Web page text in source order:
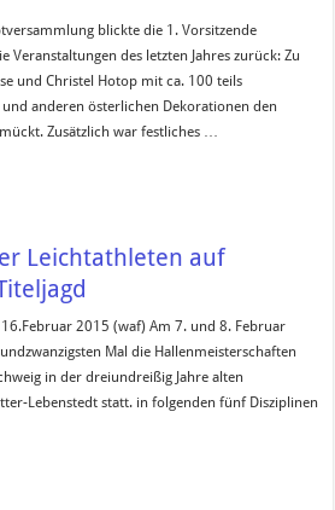
blickte die 1. Vorsitzende
Veranstaltungen des letzten Jahres zurück: Zu
und Christel Hotop mit ca. 100 teils
anderen österlichen Dekorationen den
Zusätzlich war festliches …
Leichtathleten auf
16.Februar 2015 (waf) Am 7. und 8. Februar
Mal die Hallenmeisterschaften
in der dreiundreißig Jahre alten
Lebenstedt statt. in folgenden fünf Disziplinen